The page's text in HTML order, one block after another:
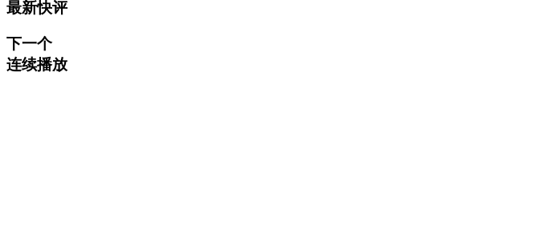
最新快评
下一个
连续播放